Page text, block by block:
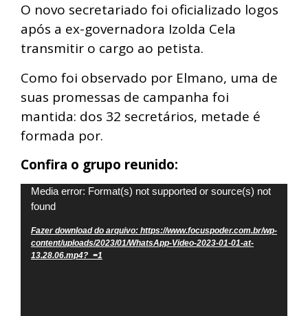
O novo secretariado foi oficializado logos
após a ex-governadora Izolda Cela
transmitir o cargo ao petista.
Como foi observado por Elmano, uma de
suas promessas de campanha foi
mantida: dos 32 secretários, metade é
formada por.
Confira o grupo reunido:
Tocador
de
vídeo
Media error: Format(s) not supported or source(s) not
found
Fazer download do arquivo: https://www.focuspoder.com.br/wp-
content/uploads/2023/01/WhatsApp-Video-2023-01-01-at-
13.28.06.mp4?_=1